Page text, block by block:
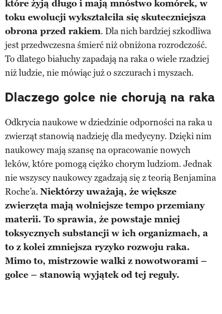
które żyją długo i mają mnóstwo komórek, w
toku ewolucji wykształciła się skuteczniejsza
obrona przed rakiem. Dla nich bardziej szkodliwa
jest przedwczesna śmierć niż obniżona rozrodczość.
To dlatego białuchy zapadają na raka o wiele rzadziej
niż ludzie, nie mówiąc już o szczurach i myszach.
Dlaczego golce nie chorują na raka
Odkrycia naukowe w dziedzinie odporności na raka u
zwierząt stanowią nadzieję dla medycyny. Dzięki nim
naukowcy mają szansę na opracowanie nowych
leków, które pomogą ciężko chorym ludziom. Jednak
nie wszyscy naukowcy zgadzają się z teorią Benjamina
Roche’a. Niektórzy uważają, że większe
zwierzęta mają wolniejsze tempo przemiany
materii. To sprawia, że powstaje mniej
toksycznych substancji w ich organizmach, a
to z kolei zmniejsza ryzyko rozwoju raka.
Mimo to, mistrzowie walki z nowotworami –
golce – stanowią wyjątek od tej reguły.